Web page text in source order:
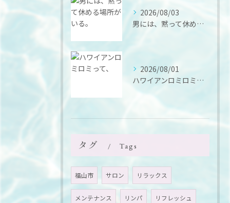
2026/08/03
男には、黙って休める場所がいる。
2026/08/01
ハワイアンロミロミって、
タグ Tags
福山市 サロン リラックス
メンテナンス リンパ リフレッシュ